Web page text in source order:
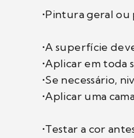
•Pintura geral
•A superfície
•Aplicar em toda
•Se necessário,
•Aplicar uma
•Testar a cor